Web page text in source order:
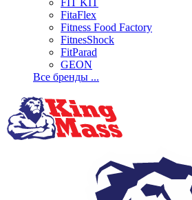
FIT KIT
FitaFlex
Fitness Food Factory
FitnesShock
FitParad
GEON
Все бренды ...